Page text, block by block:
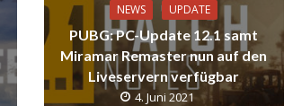
NEWS UPDATE
PUBG: PC-Update 12.1 samt
Miramar Remaster nun auf den
Liveservern verfügbar
4. Juni 2021